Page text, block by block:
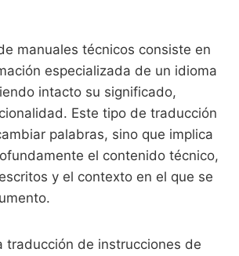
manuales técnicos consiste en
especializada de un idioma
intacto su significado,
Este tipo de traducción
palabras, sino que implica
el contenido técnico,
y el contexto en el que se
traducción de instrucciones de